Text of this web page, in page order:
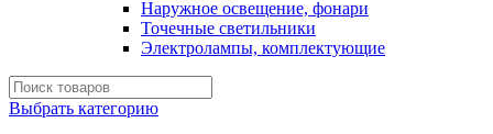
Наружное освещение, фонари
Точечные светильники
Электролампы, комплектующие
Выбрать категорию